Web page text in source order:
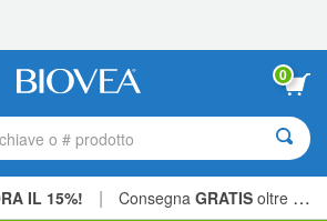
0
o # prodotto
IL 15%! | Consegna GRATIS oltre 60,00 € »